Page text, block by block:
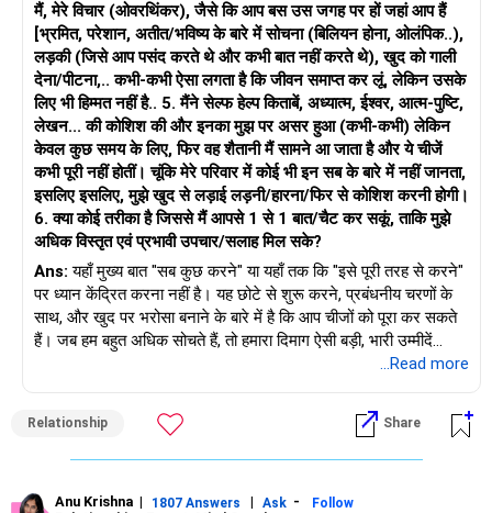
मैं, मेरे विचार (ओवरथिंकर), जैसे कि आप बस उस जगह पर हों जहां आप हैं
[भ्रमित, परेशान, अतीत/भविष्य के बारे में सोचना (बिलियन होना, ओलंपिक..),
लड़की (जिसे आप पसंद करते थे और कभी बात नहीं करते थे), खुद को गाली
देना/पीटना,.. कभी-कभी ऐसा लगता है कि जीवन समाप्त कर लूं, लेकिन उसके
लिए भी हिम्मत नहीं है.. 5. मैंने सेल्फ हेल्प किताबें, अध्यात्म, ईश्वर, आत्म-पुष्टि,
लेखन... की कोशिश की और इनका मुझ पर असर हुआ (कभी-कभी) लेकिन
केवल कुछ समय के लिए, फिर वह शैतानी मैं सामने आ जाता है और ये चीजें
कभी पूरी नहीं होतीं। चूंकि मेरे परिवार में कोई भी इन सब के बारे में नहीं जानता,
इसलिए इसलिए, मुझे खुद से लड़ाई लड़नी/हारना/फिर से कोशिश करनी होगी।
6. क्या कोई तरीका है जिससे मैं आपसे 1 से 1 बात/चैट कर सकूं, ताकि मुझे
अधिक विस्तृत एवं प्रभावी उपचार/सलाह मिल सके?
Ans: यहाँ मुख्य बात "सब कुछ करने" या यहाँ तक कि "इसे पूरी तरह से करने"
पर ध्यान केंद्रित करना नहीं है। यह छोटे से शुरू करने, प्रबंधनीय चरणों के
साथ, और खुद पर भरोसा बनाने के बारे में है कि आप चीजों को पूरा कर सकते
हैं। जब हम बहुत अधिक सोचते हैं, तो हमारा दिमाग ऐसी बड़ी, भारी उम्मीदें
बनाता है जो हमें पंगु बना देती हैं। चीजों को छोटे, अधिक प्राप्त करने योग्य
आत्मविश्वास बनाता है।
हो सकता है कि आपका दिमाग संरचना और दिशा की लालसा कर रहा हो, यही
खुद का नेतृत्व करने की बात आती है, तो वह डर आपके अंदर घुस जाता है
...Read more
Relationship Share
Anu Krishna | 1807 Answers | Ask -
Follow